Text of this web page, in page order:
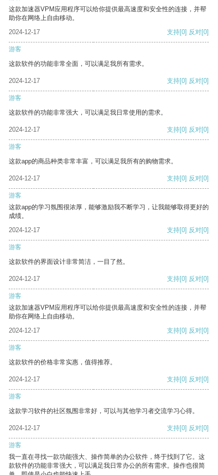
这款加速器VPM应用程序可以给你提供最高速度和安全性的连接，并帮
助你在网络上自由移动。
2024-12-17
支持[0] 反对[0]
游客
这款软件的功能非常全面，可以满足我所有需求。
2024-12-17 支持[0] 反对[0]
游客
这款软件的功能非常强大，可以满足我日常使用的需求。
2024-12-17 支持[0] 反对[0]
游客
这款app的商品种类非常丰富，可以满足我所有的购物需求。
2024-12-17 支持[0] 反对[0]
游客
这款app的学习氛围很浓厚，能够激励我不断学习，让我能够取得更好的
成绩。
2024-12-17
支持[0] 反对[0]
游客
这款软件的界面设计非常简洁，一目了然。
2024-12-17 支持[0] 反对[0]
游客
这款加速器VPM应用程序可以给你提供最高速度和安全性的连接，并帮
助你在网络上自由移动。
2024-12-17
支持[0] 反对[0]
游客
这款软件的价格非常实惠，值得推荐。
2024-12-17 支持[0] 反对[0]
游客
这款学习软件的社区氛围非常好，可以与其他学习者交流学习心得。
2024-12-17 支持[0] 反对[0]
游客
我一直在寻找一款功能强大、操作简单的办公软件，终于找到了它。这
款软件的功能非常强大，可以满足我日常办公的所有需求。操作也很简